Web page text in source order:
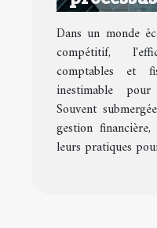
Dans un monde
compétitif,
comptables et
inestimable
Souvent
gestion
leurs pratiques